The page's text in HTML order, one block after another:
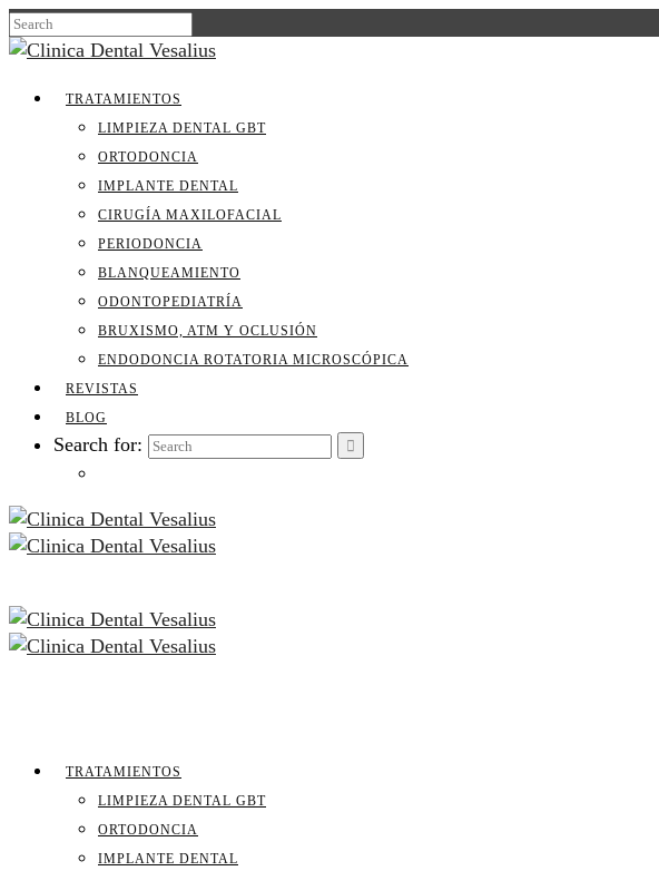
TRATAMIENTOS
LIMPIEZA DENTAL GBT
ORTODONCIA
IMPLANTE DENTAL
CIRUGÍA MAXILOFACIAL
PERIODONCIA
BLANQUEAMIENTO
ODONTOPEDIATRÍA
BRUXISMO, ATM Y OCLUSIÓN
ENDODONCIA ROTATORIA MICROSCÓPICA
REVISTAS
BLOG
Search for:
TRATAMIENTOS
LIMPIEZA DENTAL GBT
ORTODONCIA
IMPLANTE DENTAL